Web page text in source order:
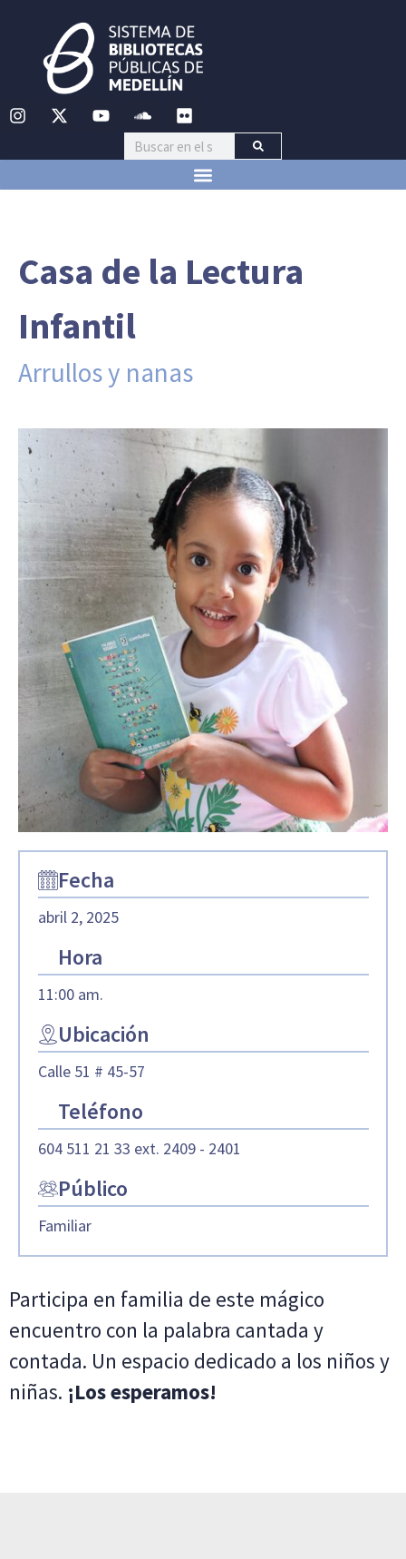
Casa de la Lectura
Infantil
Arrullos y nanas
Fecha
abril 2, 2025
Hora
11:00 am.
Ubicación
Calle 51 # 45-57
Teléfono
604 511 21 33 ext. 2409 - 2401
Público
Familiar
Participa en familia de este mágico
encuentro con la palabra cantada y
contada. Un espacio dedicado a los niños y
niñas. ¡Los esperamos!